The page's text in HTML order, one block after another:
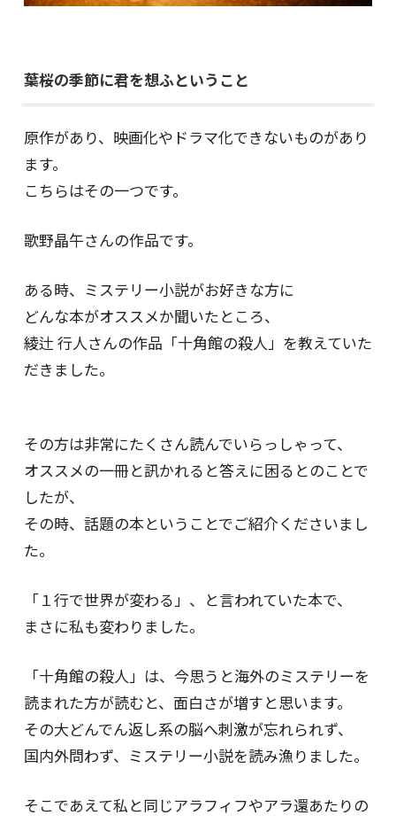
葉桜の季節に君を想ふということ
原作があり、映画化やドラマ化できないものがあり
ます。
こちらはその一つです。
歌野晶午さんの作品です。
ある時、ミステリー小説がお好きな方に
どんな本がオススメか聞いたところ、
綾辻 行人さんの作品「十角館の殺人」を教えていた
だきました。
その方は非常にたくさん読んでいらっしゃって、
オススメの一冊と訊かれると答えに困るとのことで
したが、
その時、話題の本ということでご紹介くださいまし
た。
「１行で世界が変わる」、と言われていた本で、
まさに私も変わりました。
「十角館の殺人」は、今思うと海外のミステリーを
読まれた方が読むと、面白さが増すと思います。
その大どんでん返し系の脳へ刺激が忘れられず、
国内外問わず、ミステリー小説を読み漁りました。
そこであえて私と同じアラフィフやアラ還あたりの